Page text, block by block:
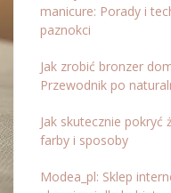
manicure: Porady i
paznokci
Jak zrobić bronzer
Przewodnik po
Jak skutecznie pokryć
farby i sposoby
Modea_pl: Sklep